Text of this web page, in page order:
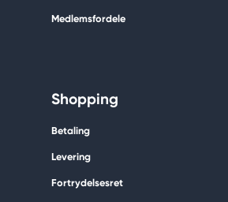
Medlemsfordele
Shopping
Betaling
Levering
Fortrydelsesret